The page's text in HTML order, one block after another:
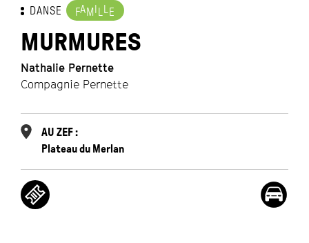
DANSE FAM LE
MURMURES
Nathalie Pernette
Compagnie Pernette
AU ZEF :
Plateau du Merlan